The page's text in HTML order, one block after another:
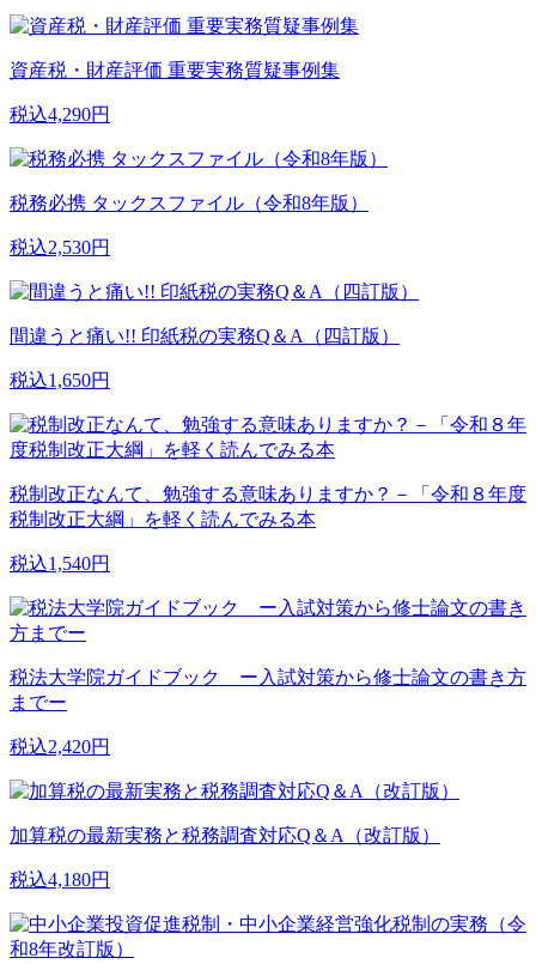
資産税・財産評価 重要実務質疑事例集
税込4,290円
税務必携 タックスファイル（令和8年版）
税込2,530円
間違うと痛い!! 印紙税の実務Q＆A（四訂版）
税込1,650円
税制改正なんて、勉強する意味ありますか？－「令和８年度
税制改正大綱」を軽く読んでみる本
税込1,540円
税法大学院ガイドブック ー入試対策から修士論文の書き方
までー
税込2,420円
加算税の最新実務と税務調査対応Q＆A（改訂版）
税込4,180円